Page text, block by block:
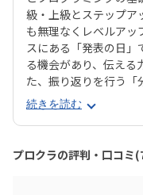
級・上級とステップア
も無理なくレベルアッ
スにある「発表の日」
る機会があり、伝える
た、振り返りを行う「
かった点をどう改善す
です。さらに、講師は
グ型指導を採用。自分
600以上の教室で展開
無料体験も実施中。遊
続きを読む
プロクラの評判・口コミ